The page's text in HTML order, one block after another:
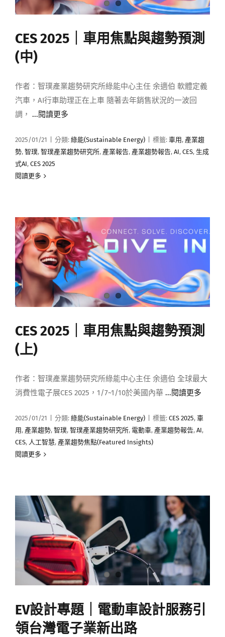
CES 2025｜車用焦點與趨勢預測
(中)
作者：智璞產業趨勢研究所綠能中心主任 余適伯 軟體定義
汽車，AI行車助理正在上車 隨著去年銷售狀況的一波回
調， ...閱讀更多
2025/01/21 分類: 綠能(Sustainable Energy) 標籤: 車用, 產業趨
勢, 智璞, 智璞產業趨勢研究所, 產業報告, 產業趨勢報告, AI, CES, 生成
式AI, CES 2025
閱讀更多
CES 2025｜車用焦點與趨勢預測
(上)
作者：智璞產業趨勢研究所綠能中心主任 余適伯 全球最大
消費性電子展CES 2025，1/7~1/10於美國內華 ...閱讀更多
2025/01/21 分類: 綠能(Sustainable Energy) 標籤: CES 2025, 車
用, 產業趨勢, 智璞, 智璞產業趨勢研究所, 電動車, 產業趨勢報告, AI,
CES, 人工智慧, 產業趨勢焦點(Featured Insights)
閱讀更多
EV設計專題｜電動車設計服務引
領台灣電子業新出路